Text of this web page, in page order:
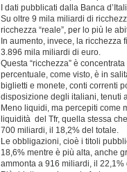
I dati pubblicati dalla Banca
Su oltre 9 mila miliardi di
ricchezza “reale”, per lo più le
In aumento, invece, la
3.896 mila miliardi di euro.
Questa “ricchezza” è
percentuale, come visto, è in
biglietti e monete, conti correnti
disposizione degli italiani, tenuti
Meno liquidi, ma percepiti come
liquidità del Tfr, quella stessa
700 miliardi, il 18,2% del totale.
Le obbligazioni, cioè i titoli
18,6% mentre è più alta, anche
ammonta a 916 miliardi, il 22,1%